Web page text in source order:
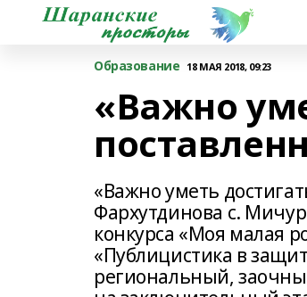
Образование 18 МАЯ 2018, 09:23
«Важно
«Важно уметь
Фархутдинова с.
конкурса «Моя малая
«Публицистика в
региональный,